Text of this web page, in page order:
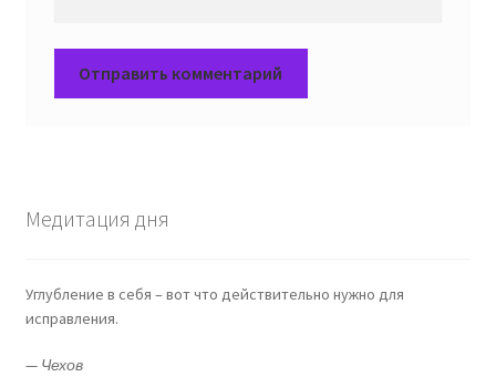
Медитация дня
Углубление в себя – вот что действительно нужно для
исправления.
— Чехов